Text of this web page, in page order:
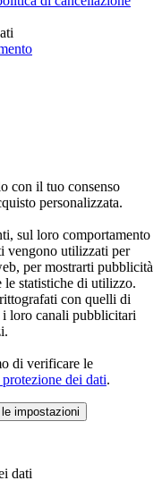
con il tuo consenso
personalizzata.
sul loro comportamento
vengono utilizzati per
per mostrarti pubblicità
le statistiche di utilizzo.
con quelli di
loro canali pubblicitari
di verificare le
dei dati.
impostazioni
dati